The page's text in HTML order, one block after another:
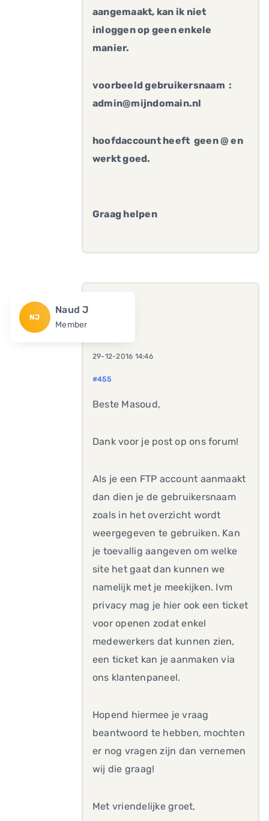
aangemaakt, kan ik niet
inloggen op geen enkele
manier.
voorbeeld gebruikersnaam :
admin@mijndomain.nl
hoofdaccount heeft geen @ en
werkt goed.
Graag helpen
NJ
Naud J
Member
29-12-2016 14:46
#455
Beste Masoud,
Dank voor je post op ons forum!
Als je een FTP account aanmaakt
dan dien je de gebruikersnaam
zoals in het overzicht wordt
weergegeven te gebruiken. Kan
je toevallig aangeven om welke
site het gaat dan kunnen we
namelijk met je meekijken. Ivm
privacy mag je hier ook een ticket
voor openen zodat enkel
medewerkers dat kunnen zien,
een ticket kan je aanmaken via
ons klantenpaneel.
Hopend hiermee je vraag
beantwoord te hebben, mochten
er nog vragen zijn dan vernemen
wij die graag!
Met vriendelijke groet,